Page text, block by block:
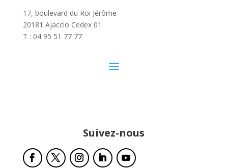
17, boulevard du Roi Jérôme
20181 Ajaccio Cedex 01
T : 04 95 51 77 77
Suivez-nous